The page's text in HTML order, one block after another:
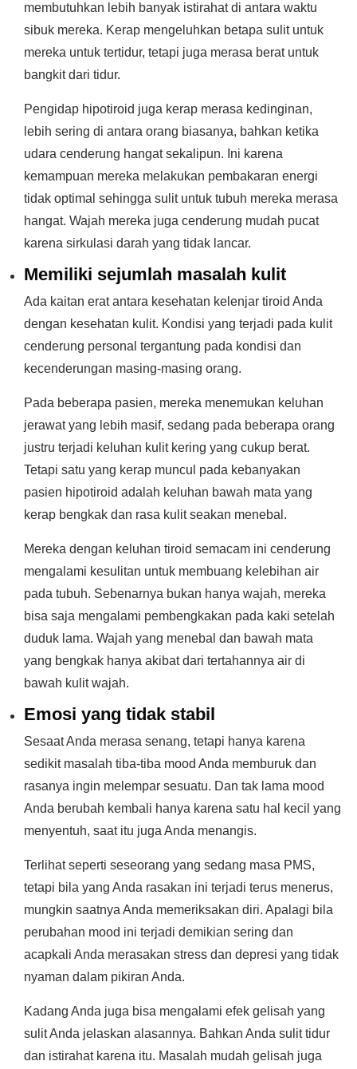
membutuhkan lebih banyak istirahat di antara waktu
sibuk mereka. Kerap mengeluhkan betapa sulit untuk
mereka untuk tertidur, tetapi juga merasa berat untuk
bangkit dari tidur.
Pengidap hipotiroid juga kerap merasa kedinginan,
lebih sering di antara orang biasanya, bahkan ketika
udara cenderung hangat sekalipun. Ini karena
kemampuan mereka melakukan pembakaran energi
tidak optimal sehingga sulit untuk tubuh mereka merasa
hangat. Wajah mereka juga cenderung mudah pucat
karena sirkulasi darah yang tidak lancar.
Memiliki sejumlah masalah kulit
Ada kaitan erat antara kesehatan kelenjar tiroid Anda
dengan kesehatan kulit. Kondisi yang terjadi pada kulit
cenderung personal tergantung pada kondisi dan
kecenderungan masing-masing orang.
Pada beberapa pasien, mereka menemukan keluhan
jerawat yang lebih masif, sedang pada beberapa orang
justru terjadi keluhan kulit kering yang cukup berat.
Tetapi satu yang kerap muncul pada kebanyakan
pasien hipotiroid adalah keluhan bawah mata yang
kerap bengkak dan rasa kulit seakan menebal.
Mereka dengan keluhan tiroid semacam ini cenderung
mengalami kesulitan untuk membuang kelebihan air
pada tubuh. Sebenarnya bukan hanya wajah, mereka
bisa saja mengalami pembengkakan pada kaki setelah
duduk lama. Wajah yang menebal dan bawah mata
yang bengkak hanya akibat dari tertahannya air di
bawah kulit wajah.
Emosi yang tidak stabil
Sesaat Anda merasa senang, tetapi hanya karena
sedikit masalah tiba-tiba mood Anda memburuk dan
rasanya ingin melempar sesuatu. Dan tak lama mood
Anda berubah kembali hanya karena satu hal kecil yang
menyentuh, saat itu juga Anda menangis.
Terlihat seperti seseorang yang sedang masa PMS,
tetapi bila yang Anda rasakan ini terjadi terus menerus,
mungkin saatnya Anda memeriksakan diri. Apalagi bila
perubahan mood ini terjadi demikian sering dan
acapkali Anda merasakan stress dan depresi yang tidak
nyaman dalam pikiran Anda.
Kadang Anda juga bisa mengalami efek gelisah yang
sulit Anda jelaskan alasannya. Bahkan Anda sulit tidur
dan istirahat karena itu. Masalah mudah gelisah juga